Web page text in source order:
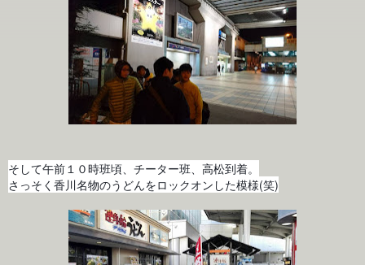
そして午前１０時班頃、 チーター班、高松到着。
さっそく香川名物のうどんをロックオンした模様(笑)